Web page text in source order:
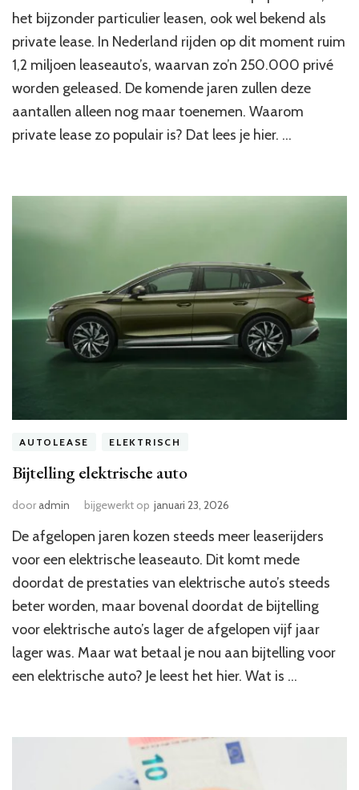
het bijzonder particulier leasen, ook wel bekend als
private lease. In Nederland rijden op dit moment ruim
1,2 miljoen leaseauto’s, waarvan zo’n 250.000 privé
worden geleased. De komende jaren zullen deze
aantallen alleen nog maar toenemen. Waarom
private lease zo populair is? Dat lees je hier. …
AUTOLEASE ELEKTRISCH
Bijtelling elektrische auto
dooradmin bijgewerkt op januari 23, 2026
De afgelopen jaren kozen steeds meer leaserijders
voor een elektrische leaseauto. Dit komt mede
doordat de prestaties van elektrische auto’s steeds
beter worden, maar bovenal doordat de bijtelling
voor elektrische auto’s lager de afgelopen vijf jaar
lager was. Maar wat betaal je nou aan bijtelling voor
een elektrische auto? Je leest het hier. Wat is …